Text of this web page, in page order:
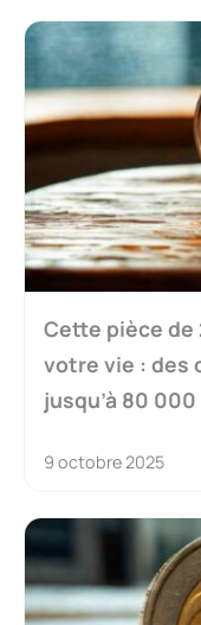
Cette pièce de
votre vie : des
jusqu’à 80
9 octobre 2025